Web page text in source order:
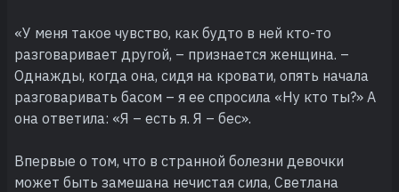
«У меня такое чувство, как будто в ней кто-то
разговаривает другой, – признается женщина. –
Однажды, когда она, сидя на кровати, опять начала
разговаривать басом – я ее спросила «Ну кто ты?» А
она ответила: «Я – есть я. Я – бес».
Впервые о том, что в странной болезни девочки
может быть замешана нечистая сила, Светлана